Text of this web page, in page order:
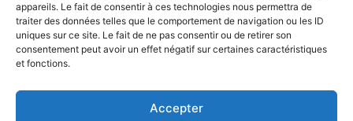
appareils. Le fait de consentir à ces technologies nous permettra de
traiter des données telles que le comportement de navigation ou les ID
uniques sur ce site. Le fait de ne pas consentir ou de retirer son
consentement peut avoir un effet négatif sur certaines caractéristiques
et fonctions.
Accepter
a
h
e
s
a